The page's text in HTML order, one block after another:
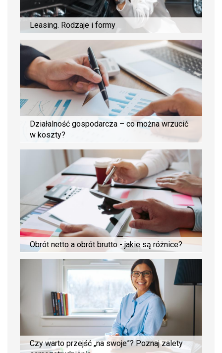
Leasing. Rodzaje i formy
Działalność gospodarcza – co można wrzucić
w koszty?
Obrót netto a obrót brutto - jakie są różnice?
Czy warto przejść „na swoje”? Poznaj zalety